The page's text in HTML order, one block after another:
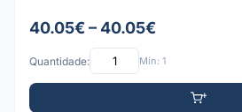
40.05€ – 40.05€
Quantidade: Mín: 1